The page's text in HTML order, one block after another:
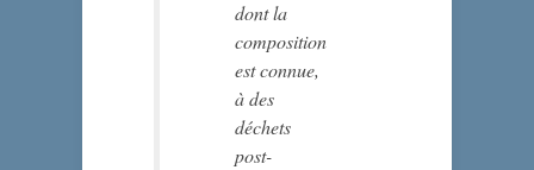
dont la
composition
est connue,
à des
déchets
post-